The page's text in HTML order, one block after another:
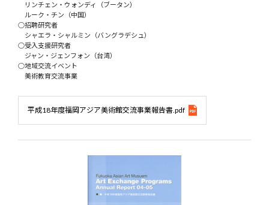
リンチェン・ウォンディ（ブータン）
ルーク・チン（中国）
○招聘研究者
シャエラ・シャルミン（バングラデシュ）
○受入支援研究者
ジャン・ジェンフォン（台湾）
○地域交流イベント
美術教育交流事業
平成18年度福岡アジア美術館交流事業報告書.pdf